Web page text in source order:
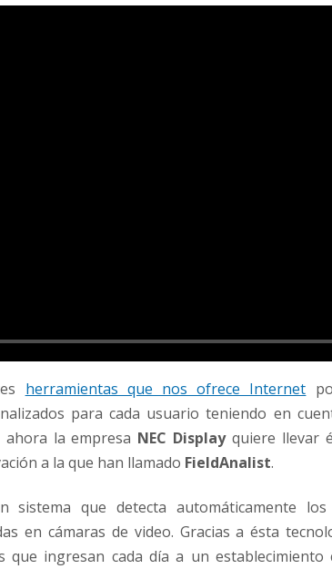
herramientas que nos ofrece Internet
para cada usuario teniendo en
la empresa NEC Displayquiere llevar
a la que han llamado FieldAnalist.
sistema que detecta automáticamente
en cámaras de video. Gracias a ésta
que ingresan cada día a un establecimiento